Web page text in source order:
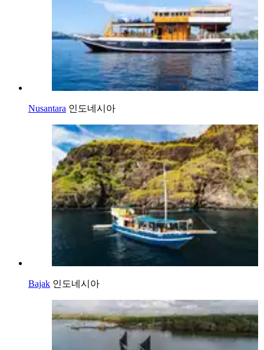
Nusantara 인도네시아
Bajak 인도네시아